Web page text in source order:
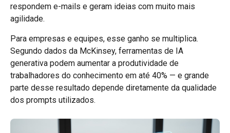
respondem e-mails e geram ideias com muito mais
agilidade.
Para empresas e equipes, esse ganho se multiplica.
Segundo dados da McKinsey, ferramentas de IA
generativa podem aumentar a produtividade de
trabalhadores do conhecimento em até 40% — e grande
parte desse resultado depende diretamente da qualidade
dos prompts utilizados.